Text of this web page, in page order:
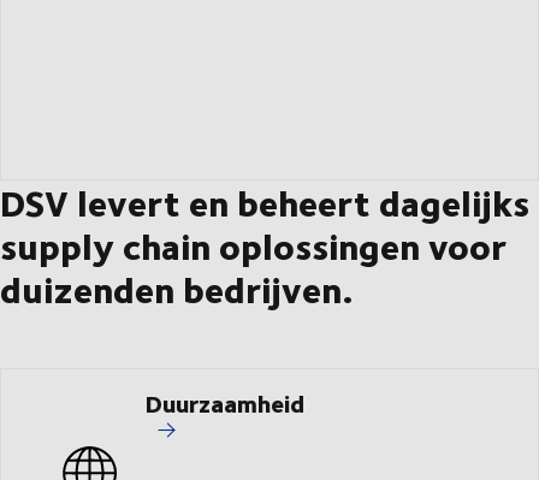
DSV levert en beheert dagelijks
supply chain oplossingen voor
duizenden bedrijven.
Duurzaamheid